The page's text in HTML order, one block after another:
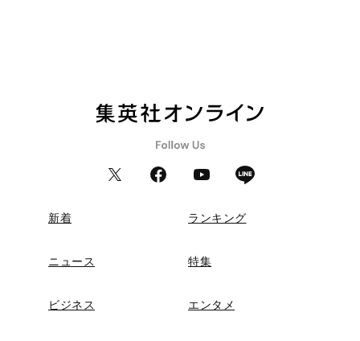
新着 ランキング
ニュース 特集
ビジネス エンタメ